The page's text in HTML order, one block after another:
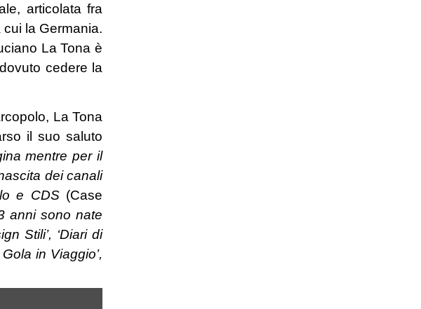
articolata fra
la Germania.
La Tona è
cedere la
La Tona
il suo saluto
mentre per il
dei canali
e CDS (Case
anni sono nate
Stili’, ‘Diari di
in Viaggio’,